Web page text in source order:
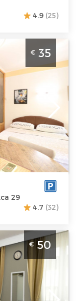
4.9 (25)
Vračar
:20
€ 35
29
4.7 (32)
4 osobe. Cena
€50